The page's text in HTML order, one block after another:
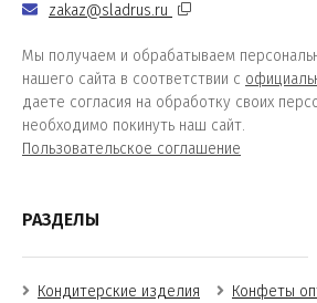
zakaz@sladrus.ru
Мы получаем и обрабатываем
нашего сайта в соответствии с
даете согласия на обработку своих
необходимо покинуть наш сайт.
Пользовательское соглашение
РАЗДЕЛЫ
Кондитерские изделия
Конфеты